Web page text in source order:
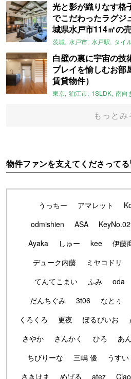
光と影が織りなす格
でこだわったラグジ
城県水戸市114㎡の
茨城 水戸市 水戸駅 タイ
白壁の裏に宇宙の技
プレイを愉しむお部
賃貸物件）
東京 狛江市 1SLDK 南向
もっとみ
物件ファンを支えてくださって
うっちー アマレット
odmishien
ASA
Ayaka
しゅー kee 伊藤
デューク内藤
ミヤコドリ
てんてこまい
ふみ oda
だんちぐみ
3t06 なとぅ
くろくろ
更夜 ぽるぴいお
さやか
さんかく ひろ あ
ちびりーな
三嶋 優 うすい
さきはま
めばる atez